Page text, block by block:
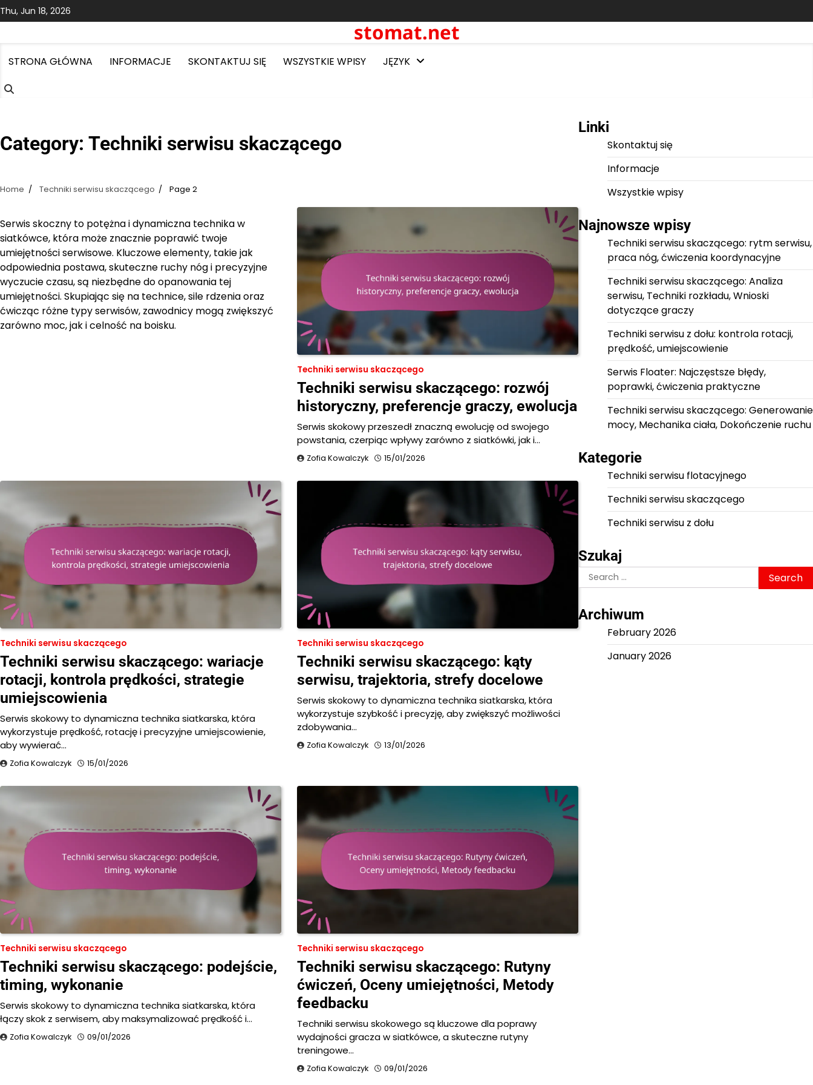
Skip
to
Thu, Jun 18, 2026
stomat.net
STRONA GŁÓWNA INFORMACJE SKONTAKTUJ SIĘ WSZYSTKIE WPISY JĘZYK
Category: Techniki serwisu skaczącego
Home Techniki serwisu skaczącego Page 2
Serwis skoczny to potężna i dynamiczna technika w
siatkówce, która może znacznie poprawić twoje
umiejętności serwisowe. Kluczowe elementy, takie jak
odpowiednia postawa, skuteczne ruchy nóg i precyzyjne
wyczucie czasu, są niezbędne do opanowania tej
umiejętności. Skupiając się na technice, sile rdzenia oraz
ćwicząc różne typy serwisów, zawodnicy mogą zwiększyć
zarówno moc, jak i celność na boisku.
Techniki serwisu skaczącego
Techniki serwisu skaczącego: rozwój
historyczny, preferencje graczy, ewolucja
Serwis skokowy przeszedł znaczną ewolucję od swojego
powstania, czerpiąc wpływy zarówno z siatkówki, jak i…
Zofia Kowalczyk 15/01/2026
Techniki serwisu skaczącego
Techniki serwisu skaczącego: wariacje
rotacji, kontrola prędkości, strategie
umiejscowienia
Serwis skokowy to dynamiczna technika siatkarska, która
wykorzystuje prędkość, rotację i precyzyjne umiejscowienie,
aby wywierać…
Zofia Kowalczyk 15/01/2026
Techniki serwisu skaczącego
Techniki serwisu skaczącego: kąty
serwisu, trajektoria, strefy docelowe
Serwis skokowy to dynamiczna technika siatkarska, która
wykorzystuje szybkość i precyzję, aby zwiększyć możliwości
zdobywania…
Zofia Kowalczyk 13/01/2026
Techniki serwisu skaczącego
Techniki serwisu skaczącego: podejście,
timing, wykonanie
Serwis skokowy to dynamiczna technika siatkarska, która
łączy skok z serwisem, aby maksymalizować prędkość i…
Zofia Kowalczyk 09/01/2026
Techniki serwisu skaczącego
Techniki serwisu skaczącego: Rutyny
ćwiczeń, Oceny umiejętności, Metody
feedbacku
Techniki serwisu skokowego są kluczowe dla poprawy
wydajności gracza w siatkówce, a skuteczne rutyny
treningowe…
Zofia Kowalczyk 09/01/2026
Linki
Skontaktuj się
Informacje
Wszystkie wpisy
Najnowsze wpisy
Techniki serwisu skaczącego: rytm serwisu,
praca nóg, ćwiczenia koordynacyjne
Techniki serwisu skaczącego: Analiza
serwisu, Techniki rozkładu, Wnioski
dotyczące graczy
Techniki serwisu z dołu: kontrola rotacji,
prędkość, umiejscowienie
Serwis Floater: Najczęstsze błędy,
poprawki, ćwiczenia praktyczne
Techniki serwisu skaczącego: Generowanie
mocy, Mechanika ciała, Dokończenie ruchu
Kategorie
Techniki serwisu flotacyjnego
Techniki serwisu skaczącego
Techniki serwisu z dołu
Szukaj
Search
for:
Archiwum
February 2026
January 2026